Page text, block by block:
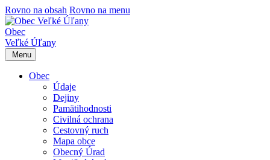
Rovno na obsah Rovno na menu
Obec
Veľké Úľany
Menu
Obec
Údaje
Dejiny
Pamätihodnosti
Civilná ochrana
Cestovný ruch
Mapa obce
Obecný Úrad